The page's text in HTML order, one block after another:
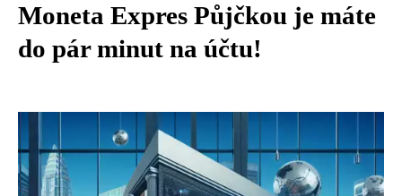
Moneta Expres Půjčkou je máte
do pár minut na účtu!